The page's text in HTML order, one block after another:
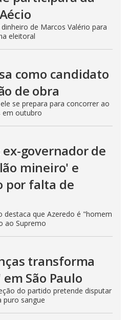
de Marcos Valério para
eleitoral
como candidato
de obra
se prepara para concorrer ao
em outubro
governador de
mineiro' e
por falta de
destaca que Azeredo é "homem
ao Supremo
transforma
São Paulo
do partido pretende disputar
puro sangue